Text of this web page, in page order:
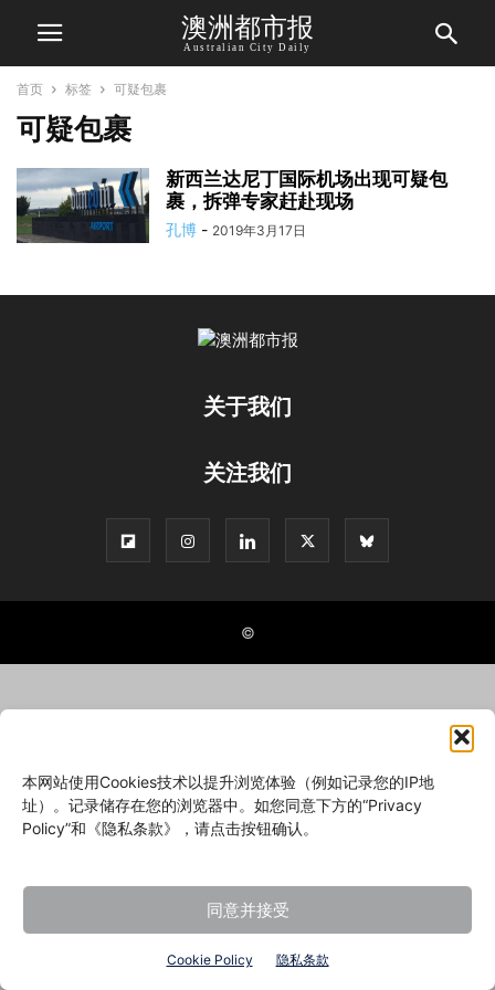
本网站使用Cookies技术以提升浏览体验（例如记录您的IP地
址）。记录储存在您的浏览器中。如您同意下方的“Privacy
Policy”和《隐私条款》，请点击按钮确认。
同意并接受
Cookie Policy 隐私条款
澳洲都市报
Australian City Daily
首页 标签 可疑包裹
可疑包裹
新西兰达尼丁国际机场出现可疑包
裹，拆弹专家赶赴现场
孔博 - 2019年3月17日
关于我们
关注我们
©